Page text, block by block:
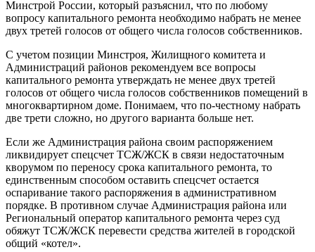
Минстрой России, который разъяснил, что по любому
вопросу капитального ремонта необходимо набрать не менее
двух третей голосов от общего числа голосов собственников.
С учетом позиции Минстроя, Жилищного комитета и
Администраций районов рекомендуем все вопросы
капитального ремонта утверждать не менее двух третей
голосов от общего числа голосов собственников помещений в
многоквартирном доме. Понимаем, что по-честному набрать
две трети сложно, но другого варианта больше нет.
Если же Администрация района своим распоряжением
ликвидирует спецсчет ТСЖ/ЖСК в связи недостаточным
кворумом по переносу срока капитального ремонта, то
единственным способом оставить спецсчет остается
оспаривание такого распоряжения в административном
порядке. В противном случае Администрация района или
Региональный оператор капитального ремонта через суд
обяжут ТСЖ/ЖСК перевести средства жителей в городской
общий «котел».